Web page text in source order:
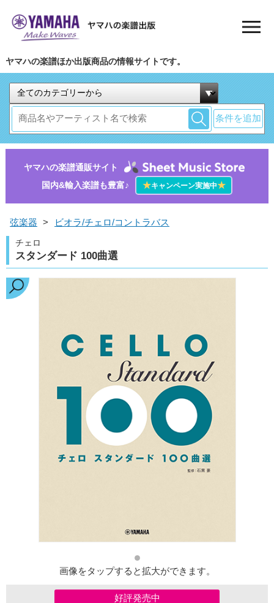
ヤマハの楽譜ほか出版商品の情報サイトです。
条件を追加
ヤマハの楽譜通販サイト
国内&輸入楽譜も豊富♪
★キャンペーン実施中★
弦楽器 > ビオラ/チェロ/コントラバス
チェロ
スタンダード 100曲選
画像をタップすると拡大ができます。
好評発売中